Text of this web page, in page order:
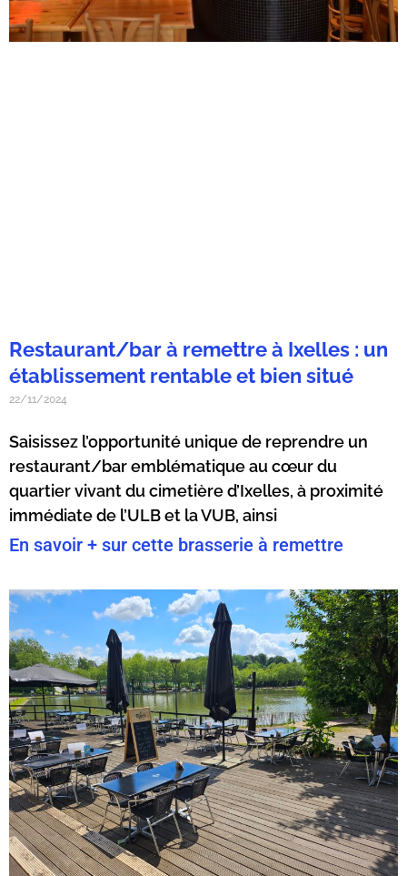
Restaurant/bar à remettre à Ixelles : un
établissement rentable et bien situé
22/11/2024
Saisissez l’opportunité unique de reprendre un
restaurant/bar emblématique au cœur du
quartier vivant du cimetière d’Ixelles, à proximité
immédiate de l’ULB et la VUB, ainsi
En savoir + sur cette brasserie à remettre